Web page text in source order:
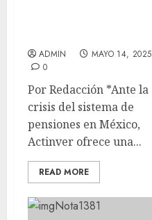
ADMIN
MAYO 14, 2025
0
Por Redacción *Ante la
crisis del sistema de
pensiones en México,
Actinver ofrece una...
READ MORE